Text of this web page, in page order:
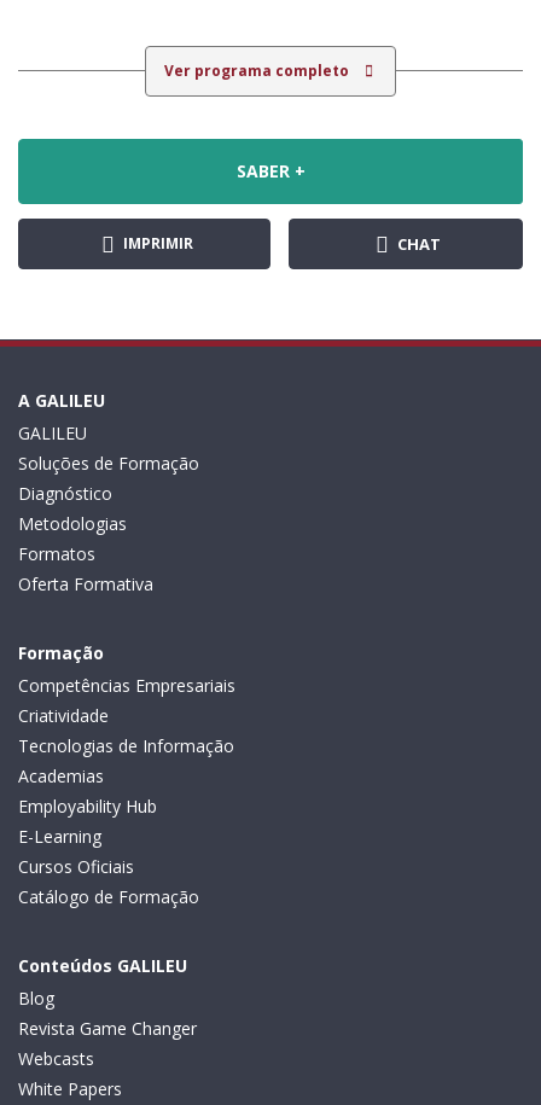
Ver programa completo
SABER +
IMPRIMIR CHAT
A GALILEU
GALILEU
Soluções de Formação
Diagnóstico
Metodologias
Formatos
Oferta Formativa
Formação
Competências Empresariais
Criatividade
Tecnologias de Informação
Academias
Employability Hub
E-Learning
Cursos Oficiais
Catálogo de Formação
Conteúdos GALILEU
Blog
Revista Game Changer
Webcasts
White Papers